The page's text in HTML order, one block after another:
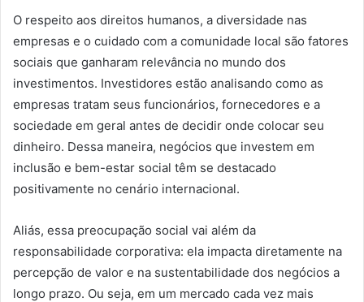
O respeito aos direitos humanos, a diversidade nas
empresas e o cuidado com a comunidade local são fatores
sociais que ganharam relevância no mundo dos
investimentos. Investidores estão analisando como as
empresas tratam seus funcionários, fornecedores e a
sociedade em geral antes de decidir onde colocar seu
dinheiro. Dessa maneira, negócios que investem em
inclusão e bem-estar social têm se destacado
positivamente no cenário internacional.
Aliás, essa preocupação social vai além da
responsabilidade corporativa: ela impacta diretamente na
percepção de valor e na sustentabilidade dos negócios a
longo prazo. Ou seja, em um mercado cada vez mais